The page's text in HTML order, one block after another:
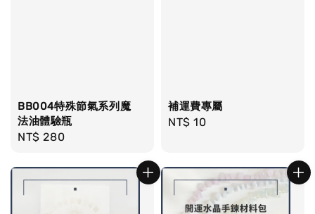
BB004特殊節氣系列魔
法油體驗瓶
Regular
NT$ 280
補運費專屬
Regular
NT$ 10